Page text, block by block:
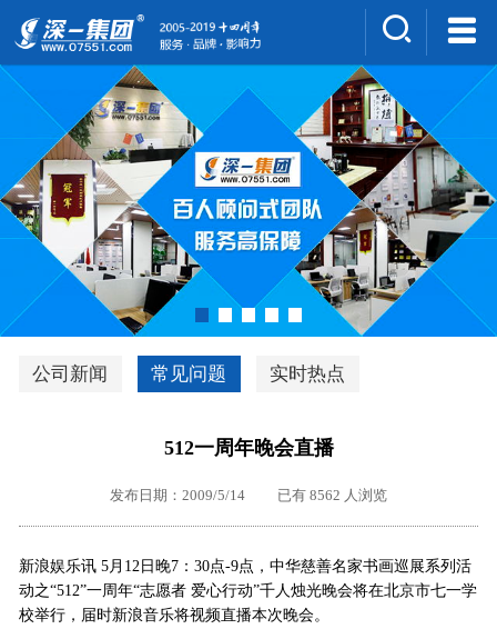
集团介绍
人才招聘
案例展示
新闻中心
深一风采
联系我们
深优通系统V3.0
深一集团优势
外地客户专栏
工单提交
公司新闻 常见问题 实时热点
512一周年晚会直播
发布日期：2009/5/14 已有 8562 人浏览
新浪娱乐讯 5月12日晚7：30点-9点，中华慈善名家书画巡展系列活
动之“512”一周年“志愿者 爱心行动”千人烛光晚会将在北京市七一学
校举行，届时新浪音乐将视频直播本次晚会。